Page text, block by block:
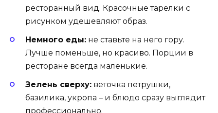
ресторанный вид. Красочные тарелки с
рисунком удешевляют образ.
Немного еды: не ставьте на него гору.
Лучше поменьше, но красиво. Порции в
ресторане всегда маленькие.
Зелень сверху: веточка петрушки,
базилика, укропа – и блюдо сразу выглядит
профессионально.